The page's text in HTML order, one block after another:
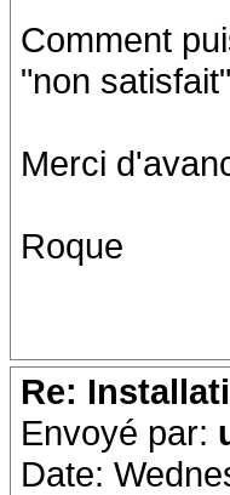
Comment
"non satisfait"
Merci
Roque
Re:
Envoyé par:
Date: